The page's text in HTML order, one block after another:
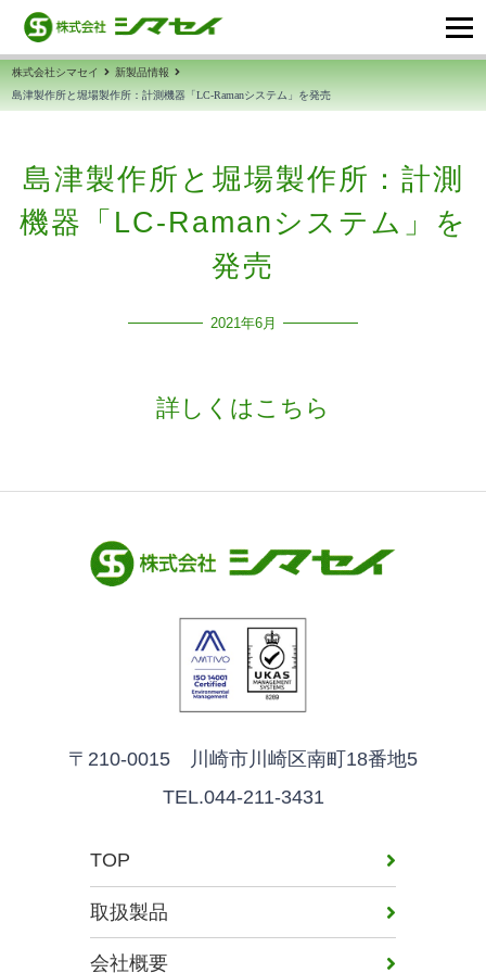
株式会社シマセイ
新製品情報
島津製作所と堀場製作所：計測機器「LC-Ramanシステム」を発売
島津製作所と堀場製作所：計測
機器「LC-Ramanシステム」を
発売
2021年6月
詳しくはこちら
〒210-0015 川崎市川崎区南町18番地5
TEL.044-211-3431
TOP
取扱製品
会社概要